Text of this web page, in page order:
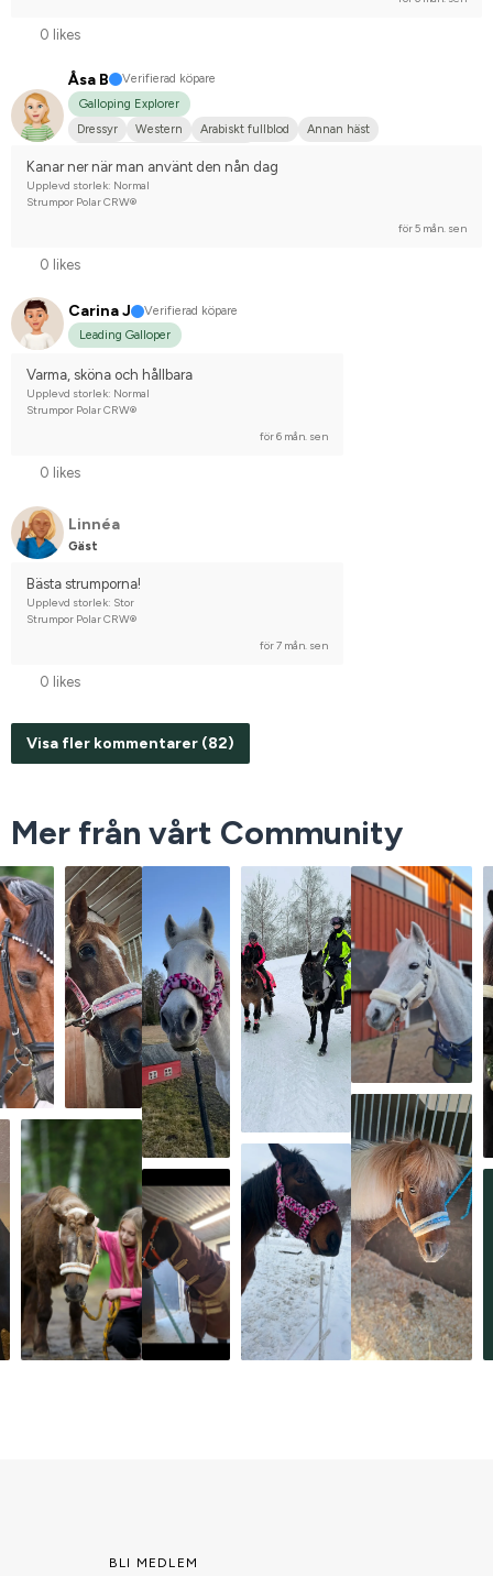
0 likes
Åsa B
Verifierad köpare
Galloping Explorer
Dressyr
Western Arabiskt fullblod
Annan häst
Kanar ner när man använt den nån dag
Upplevd storlek: Normal
Strumpor Polar CRW®
för 5 mån. sen
0 likes
Carina J
Verifierad köpare
Leading Galloper
Varma, sköna och hållbara
Upplevd storlek: Normal
Strumpor Polar CRW®
för 6 mån. sen
0 likes
Linnéa
Gäst
Bästa strumporna!
Upplevd storlek: Stor
Strumpor Polar CRW®
för 7 mån. sen
0 likes
Visa fler kommentarer (82)
Mer från vårt Community
BLI MEDLEM